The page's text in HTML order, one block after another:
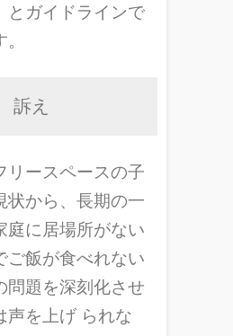
とガイドラインで
訴え
リースペースの子
状から、長期の一
庭に居場所がない
ご飯が食べれない
問題を深刻化させ
声を上げ られな